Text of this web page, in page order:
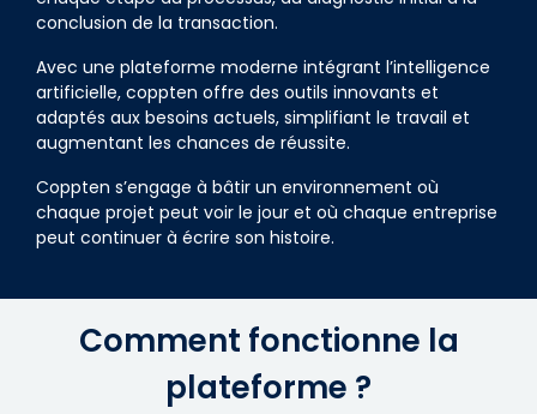
conclusion de la transaction.
Avec une plateforme moderne intégrant l’intelligence
artificielle, coppten offre des outils innovants et
adaptés aux besoins actuels, simplifiant le travail et
augmentant les chances de réussite.
Coppten s’engage à bâtir un environnement où
chaque projet peut voir le jour et où chaque entreprise
peut continuer à écrire son histoire.
Comment fonctionne la
plateforme ?